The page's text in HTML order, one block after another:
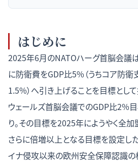
はじめに
2025年6月のNATOハーグ首脳会議
に防衛費をGDP比5%（うちコア防衛
1.5%）へ引き上げることを目標とし
ウェールズ首脳会議でのGDP比2%
り。その目標を2025年にようやく全
さらに倍増以上となる目標を設定し
イナ侵攻以来の欧州安全保障認識